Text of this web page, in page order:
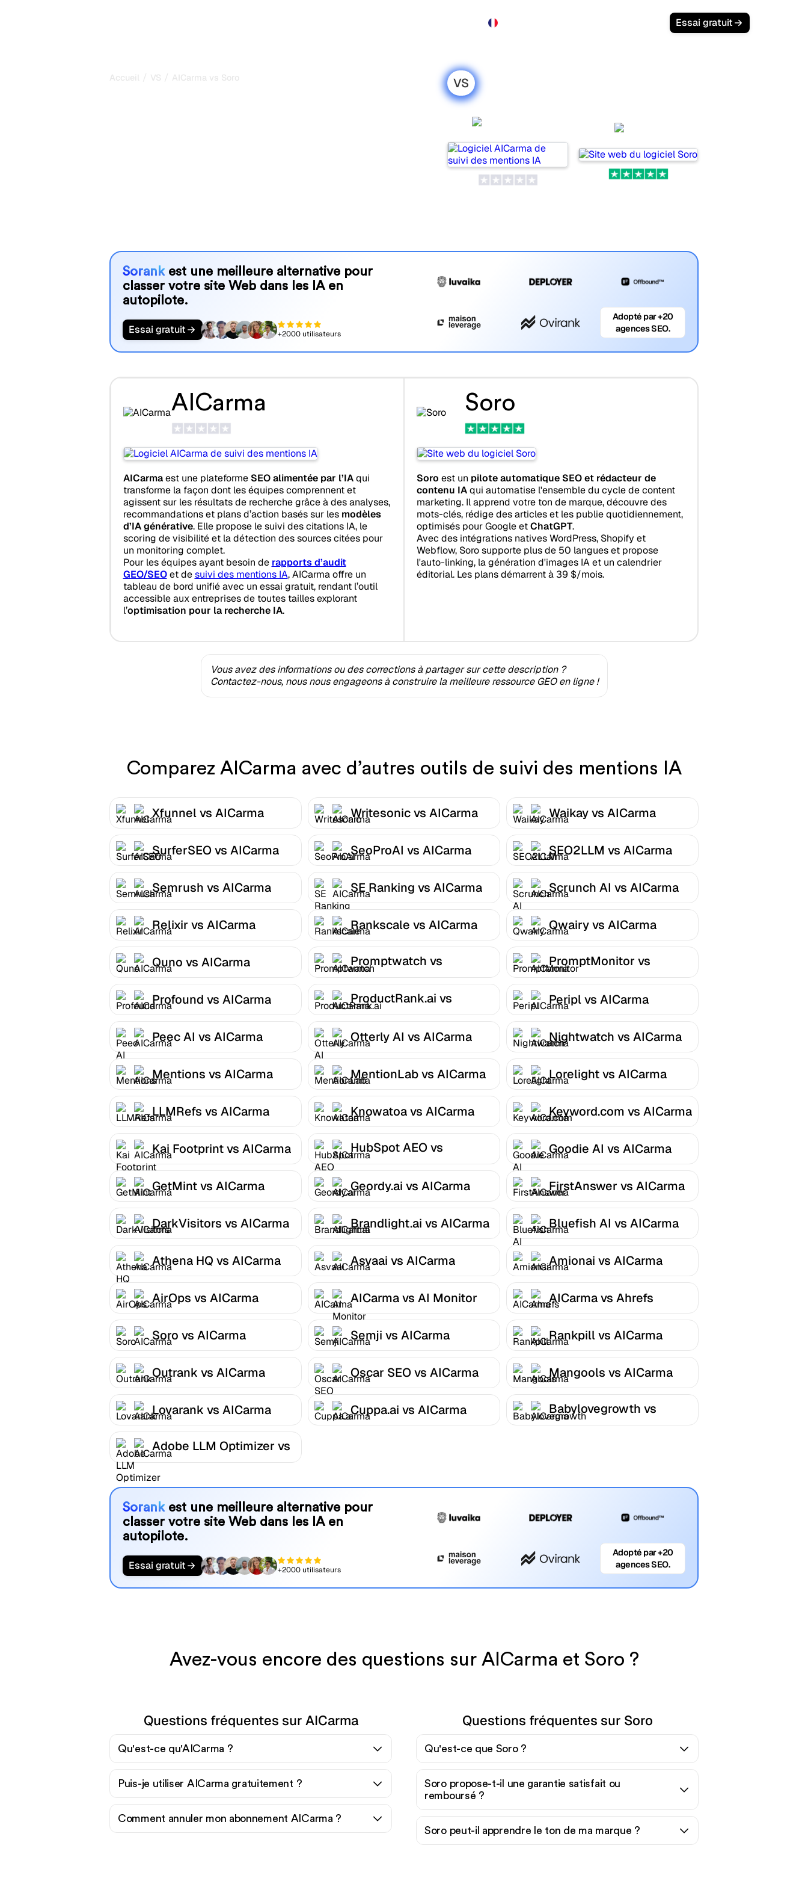
Essai gratuit
Accueil / VS / AICarma vs Soro VS
Sorankest une meilleure alternative pour
classer votre site Web dans les IA en
autopilote.
Essai gratuit +2000 utilisateurs
Adopté par +20
agences SEO.
AICarma
AICarmaest une plateforme SEO alimentée par l’IAqui
transforme la façon dont les équipes comprennent et
agissent sur les résultats de recherche grâce à des analyses,
recommandations et plans d’action basés sur les modèles
d’IA générative. Elle propose le suivi des citations IA, le
scoring de visibilité et la détection des sources citées pour
un monitoring complet.
Pour les équipes ayant besoin de rapports d’audit
GEO/SEOet desuivi des mentions IA, AICarma offre un
tableau de bord unifié avec un essai gratuit, rendant l’outil
accessible aux entreprises de toutes tailles explorant
l’optimisation pour la recherche IA.
Soro
Soro est un pilote automatique SEO et rédacteur de
contenu IAqui automatise l'ensemble du cycle de content
marketing. Il apprend votre ton de marque, découvre des
mots-clés, rédige des articles et les publie quotidiennement,
optimisés pour Google etChatGPT.
Avec des intégrations natives WordPress, Shopify et
Webflow, Soro supporte plus de 50 langues et propose
l'auto-linking, la génération d'images IA et un calendrier
éditorial. Les plans démarrent à 39 $/mois.
Vous avez des informations ou des corrections à partager sur cette description ?
Contactez-nous, nous nous engageons à construire la meilleure ressource GEO en ligne !
Comparez AICarma avec d’autres outils de suivi des mentions IA
Xfunnel vs AICarma Writesonic vs AICarma Waikay vs AICarma
SurferSEO vs AICarma SeoProAI vs AICarma SEO2LLM vs AICarma
Semrush vs AICarma SE Ranking vs AICarma Scrunch AI vs AICarma
Relixir vs AICarma Rankscale vs AICarma Qwairy vs AICarma
Quno vs AICarma
Promptwatch vs
AICarma
PromptMonitor vs
AICarma
Profound vs AICarma
ProductRank.ai vs
AICarma
Peripl vs AICarma
Peec AI vs AICarma Otterly AI vs AICarma Nightwatch vs AICarma
Mentions vs AICarma MentionLab vs AICarma Lorelight vs AICarma
LLMRefs vs AICarma Knowatoa vs AICarma Keyword.com vs AICarma
Kai Footprint vs AICarma
HubSpot AEO vs
AICarma
Goodie AI vs AICarma
GetMint vs AICarma Geordy.ai vs AICarma FirstAnswer vs AICarma
DarkVisitors vs AICarma Brandlight.ai vs AICarma Bluefish AI vs AICarma
Athena HQ vs AICarma Asvaai vs AICarma Amionai vs AICarma
AirOps vs AICarma AICarma vs AI Monitor AICarma vs Ahrefs
Soro vs AICarma Semji vs AICarma Rankpill vs AICarma
Outrank vs AICarma Oscar SEO vs AICarma Mangools vs AICarma
Lovarank vs AICarma Cuppa.ai vs AICarma
Babylovegrowth vs
AICarma
Adobe LLM Optimizer vs
AICarma
Sorankest une meilleure alternative pour
classer votre site Web dans les IA en
autopilote.
Essai gratuit +2000 utilisateurs
Adopté par +20
agences SEO.
Avez-vous encore des questions sur AICarma et Soro ?
Questions fréquentes sur AICarma
Qu'est-ce qu'AICarma ?
Puis-je utiliser AICarma gratuitement ?
Comment annuler mon abonnement AICarma ?
Questions fréquentes sur Soro
Qu'est-ce que Soro ?
Soro propose-t-il une garantie satisfait ou
remboursé ?
Soro peut-il apprendre le ton de ma marque ?